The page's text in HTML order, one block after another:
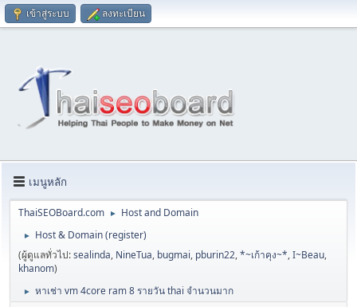
เข้าสู่ระบบ ลงทะเบียน
เมนูหลัก
ThaiSEOBoard.com ► Host and Domain
►
Host & Domain (register)
(ผู้ดูแลทั่วไป:sealinda, NineTua, bugmai, pburin22,*~เก้าคุง~*,I~Beau,
khanom)
► หาเช่า vm 4core ram 8 รายวัน thai จำนวนมาก